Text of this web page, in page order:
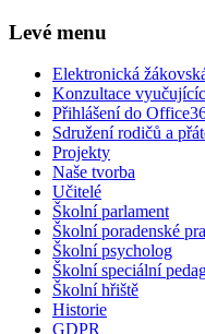
Levé menu
Elektronická
Konzultace
Přihlášení do
Sdružení rodičů a
Projekty
Naše tvorba
Učitelé
Školní parlament
Školní poradenské
Školní psycholog
Školní speciální
Školní hřiště
Historie
GDPR